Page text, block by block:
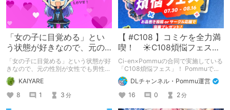
「女の子に目覚める」とい
う状態が好きなので、元の
性別が女性でも男性でも問
題ない話
「女の子に目覚める」という状態が好
きなので、元の性別が女性でも男性で
も問題ない話
KAIYARE
8
1 3 分
【 #C108 】コミケを全力満
喫！ ☀C108煩悩フェス☀
Pommu版のご案内
Ci-en×Pommuの合同で実施している
「C108煩悩フェス」！ Pommuでの
参加方法について、改めてこちらでも
ご案内いたします！
DLチャンネル・Pommu運営
16
0 2分